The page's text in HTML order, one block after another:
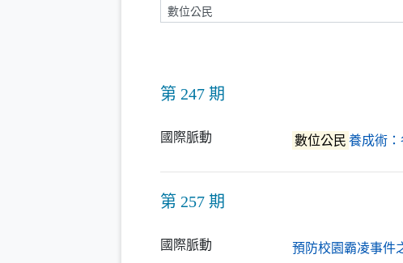
請輸入關鍵字
第 247 期
國際脈動 數位公民 養成術
第 257 期
國際脈動 預防校園霸凌事件